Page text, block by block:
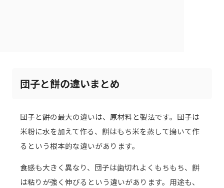
団子と餅の違いまとめ
団子と餅の最大の違いは、原材料と製法です。団子は
米粉に水を加えて作る、餅はもち米を蒸して搗いて作
るという根本的な違いがあります。
食感も大きく異なり、団子は歯切れよくもちもち、餅
は粘りが強く伸びるという違いがあります。用途も、